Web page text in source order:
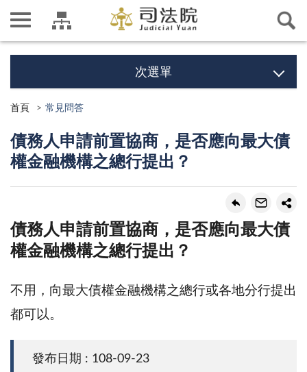
次選單
首頁 常見問答
債務人申請前置協商，是否應向最大債
權金融機構之總行提出？
債務人申請前置協商，是否應向最大債
權金融機構之總行提出？
不用，向最大債權金融機構之總行或各地分行提出
都可以。
發布日期 : 108-09-23